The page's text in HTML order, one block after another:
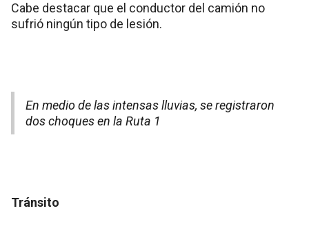
Cabe destacar que el conductor del camión no
sufrió ningún tipo de lesión.
En medio de las intensas lluvias, se registraron
dos choques en la Ruta 1
Tránsito